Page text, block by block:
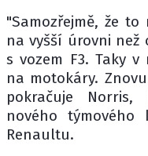
"Samozřejmě, že
na vyšší úrovni
s vozem F3. Taky
na motokáry.
pokračuje
nového týmového
Renaultu.